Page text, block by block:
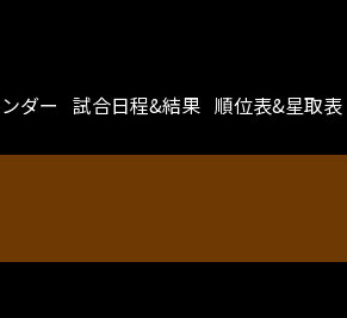
ダー 試合日程&結果 順位表&星取表